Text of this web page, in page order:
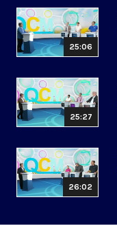
25:06
25:27
26:02